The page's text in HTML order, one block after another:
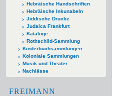
Hebräische Handschriften
Hebräische Inkunabeln
Jiddische Drucke
Judaica Frankfurt
Kataloge
Rothschild-Sammlung
Kinderbuchsammlungen
Koloniale Sammlungen
Musik und Theater
Nachlässe
FREIMANN